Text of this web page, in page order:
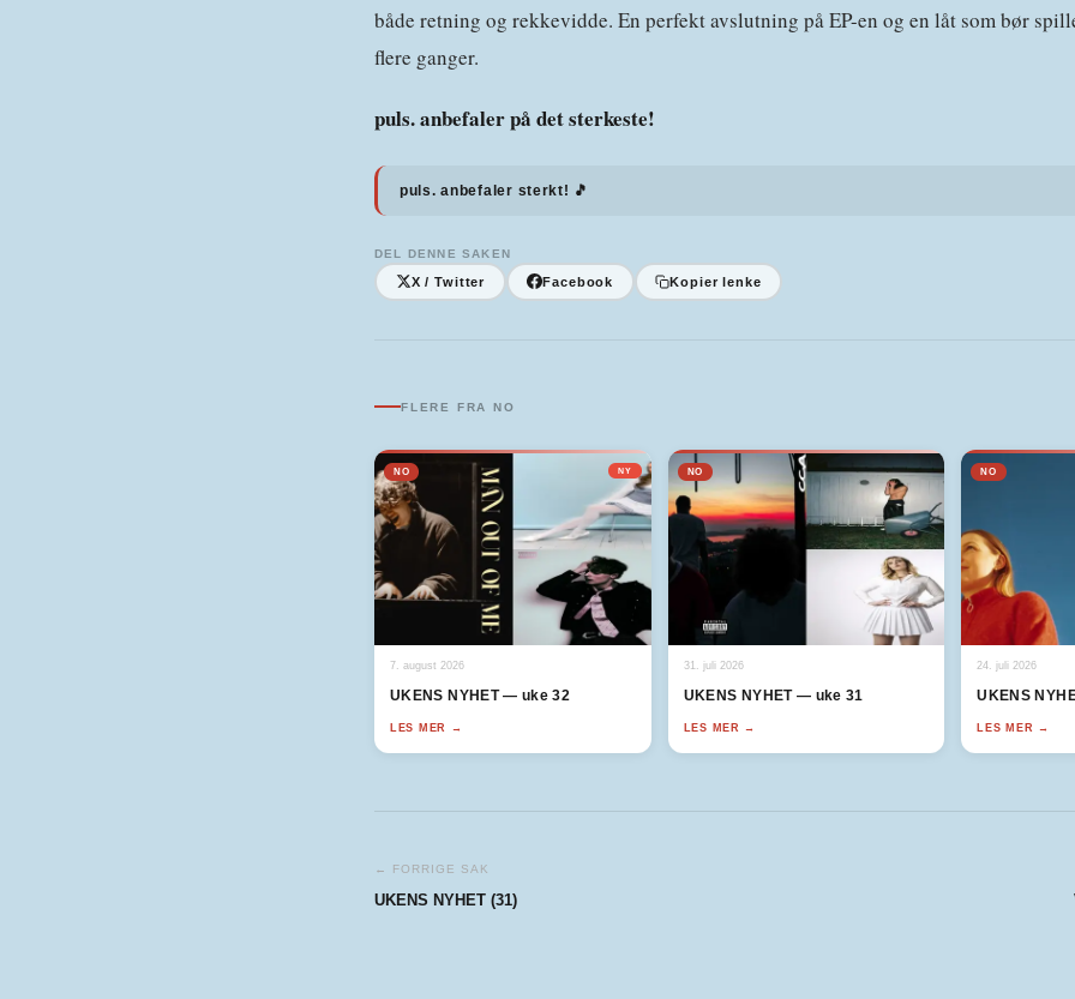
både retning og rekkevidde. En perfekt avslutning på EP-en og en låt som bør
flere ganger.
puls. anbefaler på det sterkeste!
puls. anbefaler sterkt! 🎵
DEL DENNE SAKEN
X / Twitter Facebook Kopier lenke
FLERE FRA NO
NO NY
7. august 2026
UKENS NYHET — uke 32
LES MER →
NO
31. juli 2026
UKENS NYHET — uke 31
LES MER →
NO
24. juli 2026
UKENS
LES MER →
← FORRIGE SAK
UKENS NYHET (31)